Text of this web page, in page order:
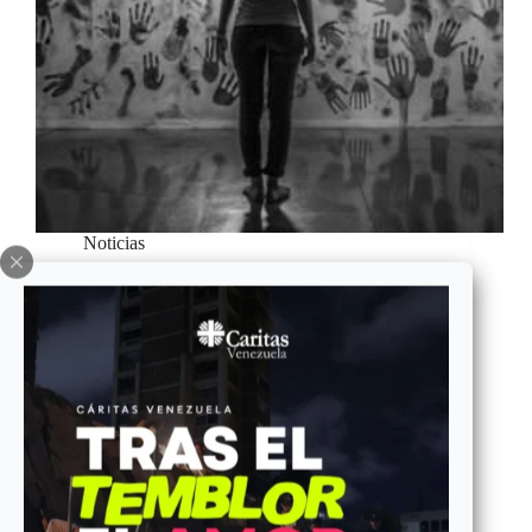
Noticias
Cáritas Venezuela promueve «Rosario por la
Personas
En este Día Mundial contra la Trata de Personas,
Cáritas Venezuela eleva su voz para denunciar con
firmeza esta atroz realidad que flagela a millones de
seres humanos en el mundo, incluyendo a muchos
de nuestros hermanos y hermanas venezolanos.…
Maria Eva Lobo
julio 30, 2025